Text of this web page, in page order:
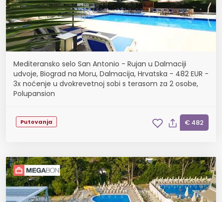
Mediteransko selo San Antonio - Rujan u Dalmaciji
udvoje, Biograd na Moru, Dalmacija, Hrvatska - 482 EUR -
3x noćenje u dvokrevetnoj sobi s terasom za 2 osobe,
Polupansion
Putovanja € 482